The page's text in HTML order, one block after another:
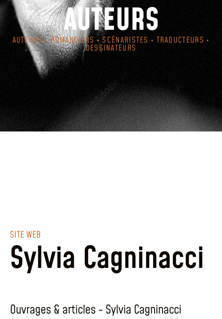
AUTEURS
AUTEURS • ROMANCIERS • SCÉNARISTES • TRADUCTEURS •
DESSINATEURS
SITE WEB
Sylvia Cagninacci
Ouvrages & articles - Sylvia Cagninacci